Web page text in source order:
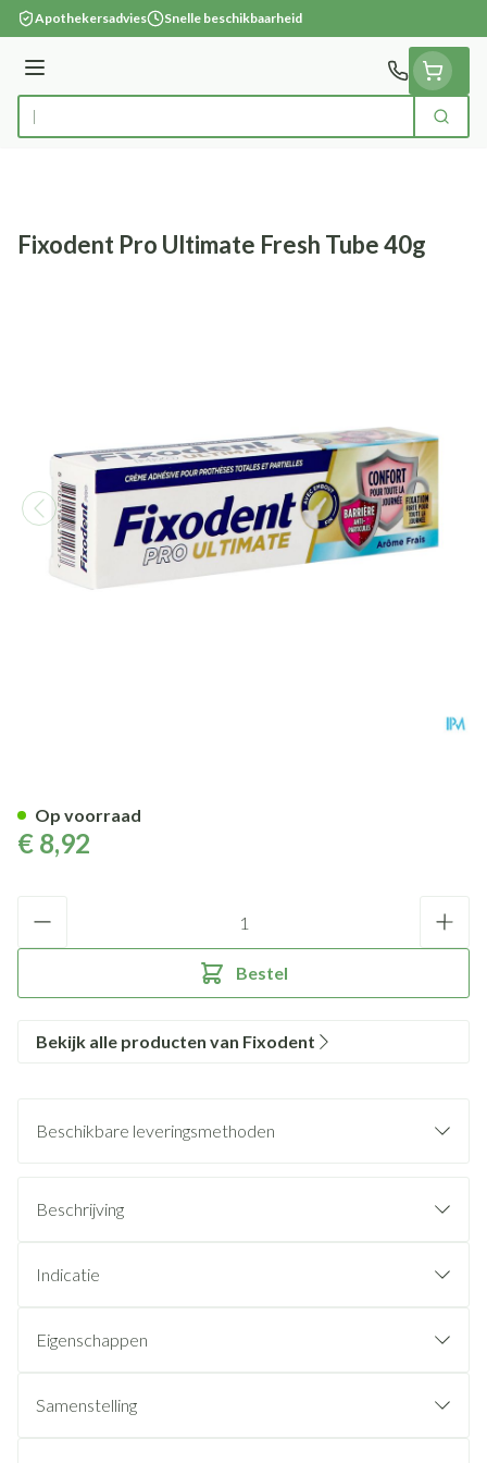
Ga naar de inhoud
Apothekersadvies Snelle beschikbaarheid
Menu
Product, merk, categorie... Zoek
Fixodent Pro Ultimate Fresh Tube 40g
€ 8,92
Bestel
Op voorraad
Bekijk alle producten van Fixodent
Beschikbare leveringsmethoden
Beschrijving
Indicatie
Eigenschappen
Samenstelling